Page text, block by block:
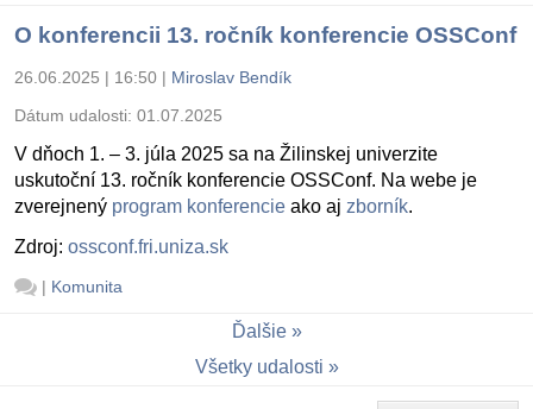
O konferencii 13. ročník konferencie OSSConf
26.06.2025 | 16:50 | Miroslav Bendík
Dátum udalosti: 01.07.2025
V dňoch 1. – 3. júla 2025 sa na Žilinskej univerzite
uskutoční 13. ročník konferencie OSSConf. Na webe je
zverejnený program konferencie ako aj zborník.
Zdroj: ossconf.fri.uniza.sk
| Komunita
Ďalšie
Všetky udalosti